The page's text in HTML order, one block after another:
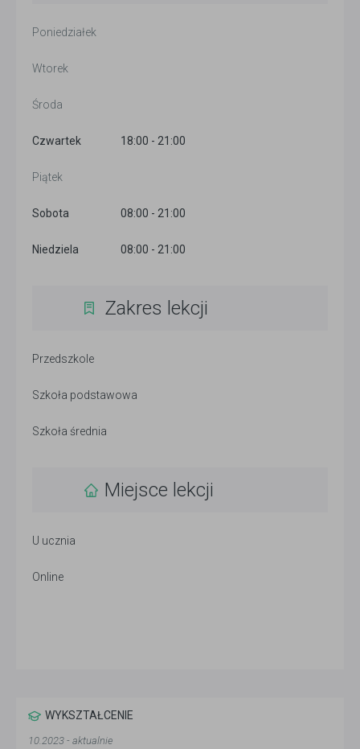
Poniedziałek
Wtorek
Środa
Czwartek 18:00 - 21:00
Piątek
Sobota 08:00 - 21:00
Niedziela 08:00 - 21:00
Zakres lekcji
Przedszkole
Szkoła podstawowa
Szkoła średnia
Miejsce lekcji
U ucznia
Online
WYKSZTAŁCENIE
10.2023 - aktualnie